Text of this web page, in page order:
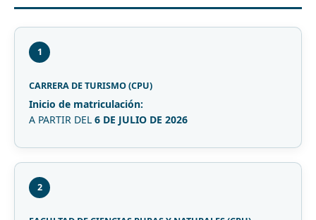
1
CARRERA DE TURISMO (CPU)
Inicio de matriculación:
A PARTIR DEL 6 DE JULIO DE 2026
2